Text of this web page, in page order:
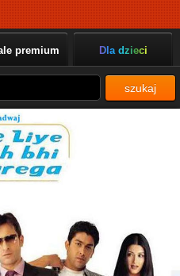
premium Dla dzieci
szukaj